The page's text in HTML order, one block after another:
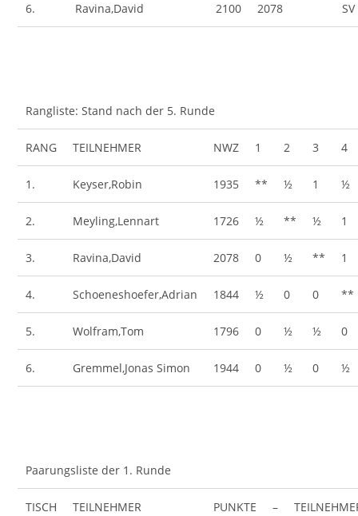
6. Ravina,David 2100 2078
Rangliste: Stand nach der 5. Runde
RANG TEILNEHMER NWZ 1 2 3 4
1. Keyser,Robin 1935 ** ½ 1 ½
2. Meyling,Lennart 1726 ½ ** ½ 1
3. Ravina,David 2078 0 ½ ** 1
4. Schoeneshoefer,Adrian 1844 ½ 0 0 **
5. Wolfram,Tom 1796 0 ½ ½ 0
6. Gremmel,Jonas Simon 1944 0 ½ 0 ½
Paarungsliste der 1. Runde
TISCH TEILNEHMER PUNKTE –